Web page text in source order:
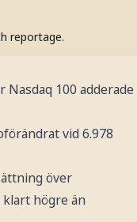
reportage.
100 adderade
vid 6.978
över
högre än